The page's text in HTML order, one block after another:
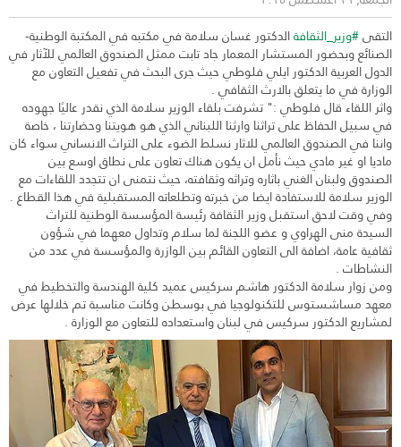
التقى#وزير_الثقافةالدكتور غسان سلامة في مكتبه في المكتبة الوطنية-
الصنائع وبحضور المستشار المعمار جاد تابت ممثل الصندوق العالمي للآثار في
الدول العربية الدكتور ايلي فلوطي حيث جرى البحث في تفعيل التعاون مع
الوزارة في ما يتعلق بالارث الثقافي .
واثر اللقاء قال فلوطي :" تشرفت بلقاء الوزير سلامة الذي نقدر عاليًا جهوده
في سبيل الحفاظ على تراثنا وارثنا اللبناني الذي هو هويتنا وحضارتنا ، خاصة
واننا في الصندوق العالمي للاثار نسلط الضوء على التراث الانساني سواء كان
ماديا او غير مادي حيث نأمل ان يكون هناك تعاون على نطاق اوسع بين
الصندوق ولبنان الغني باثاره وتراثه وثقافته، حيث نتمنى ان تتجدد اللقاءات مع
الوزير سلامة للاستفادة ايضا من خبرته وتطلعاته المستقبلية في هذا القطاع .
وفي وقت لاحق استقبل وزير الثقافة رئيسة المؤسسة الوطنية للتراث
السيدة منى الهراوي و عضو اللجنة لما سلام وتداول معهما في شؤون
ثقافية عامة، اضافة الى التعاون القائم بين الوازرة والمؤسسة في عدد من
النشاطات .
ومن زوار سلامة الدكتور هاشم سركيس عميد كلية الهندسة والتخطيط في
معهد مساشستوس للتكنولوجيا في بوسطن وكانت مناسبة تم خلالها عرض
لمشاريع الدكتور سركيس في لبنان واستعداده للتعاون مع الوزارة .